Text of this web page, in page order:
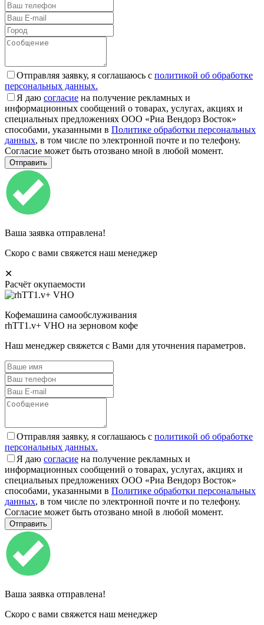
Отправляя заявку, я соглашаюсь с политикой об обработке
персональных данных.
Я даю согласие на получение рекламных и
информационных сообщений о товарах, услугах, акциях и
специальных предложениях ООО «Риа Вендорз Восток»
способами, указанными в Политике обработки персональных
данных, в том числе по электронной почте и по телефону.
Согласие может быть отозвано мной в любой момент.
Ваша заявка отправлена!
Скоро с вами свяжется наш менеджер
✕
Расчёт окупаемости
Кофемашина самообслуживания
rhTT1.v+ VHO на зерновом кофе
Наш менеджер свяжется с Вами для уточнения параметров.
Отправляя заявку, я соглашаюсь с политикой об обработке
персональных данных.
Я даю согласие на получение рекламных и
информационных сообщений о товарах, услугах, акциях и
специальных предложениях ООО «Риа Вендорз Восток»
способами, указанными в Политике обработки персональных
данных, в том числе по электронной почте и по телефону.
Согласие может быть отозвано мной в любой момент.
Ваша заявка отправлена!
Скоро с вами свяжется наш менеджер